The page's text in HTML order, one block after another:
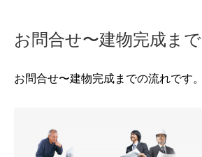
お問合せ〜建物完成まで
お問合せ〜建物完成までの流れです。